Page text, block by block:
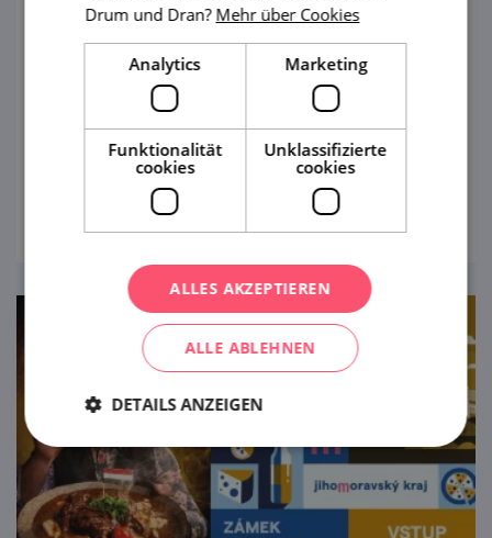
5. 9. '26
Das traditionelle Fest für Genießer bietet
zahlreiche kulinarische und kulturelle
Highlights. In diesem Jahr findet die
Veranstaltung am Samstag, den 5.
September, im malerischen Ambiente des
Schlosses Rosice statt.
Drum und Dran? Mehr über Cookies
Analytics Marketing
Funktionalität
cookies
Unklassifizierte
cookies
ALLES AKZEPTIEREN
ALLE ABLEHNEN
DETAILS ANZEIGEN